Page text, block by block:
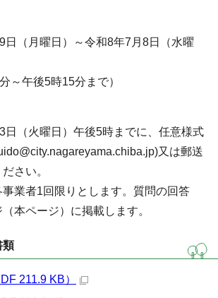
（月曜日）～令和8年7月8日（水曜
午後5時15分まで）
（火曜日）午後5時までに、任意様式
又は郵送
さい。
業者1回限りとします。質問の回答
本ページ）に掲載します。
類
211.9 KB）